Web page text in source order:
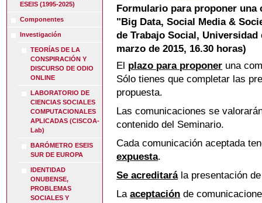
ESEIS (1995-2025)
Componentes
Investigación
TEORÍAS DE LA
CONSPIRACIÓN Y
DISCURSO DE ODIO
ONLINE
LABORATORIO DE
CIENCIAS SOCIALES
COMPUTACIONALES
APLICADAS (CISCOA-
Lab)
BARÓMETRO ESEIS
SUR DE EUROPA
IDENTIDAD
ONUBENSE,
PROBLEMAS
SOCIALES Y
Formulario para proponer una
"Big Data, Social Media &
de Trabajo Social, Universidad
marzo de 2015, 16.30 horas)
El plazo para proponer una
Sólo tienes que completar las
propuesta.
Las comunicaciones se
contenido del Seminario.
Cada comunicación aceptada
expuesta.
Se acreditarála presentación
Laaceptación de